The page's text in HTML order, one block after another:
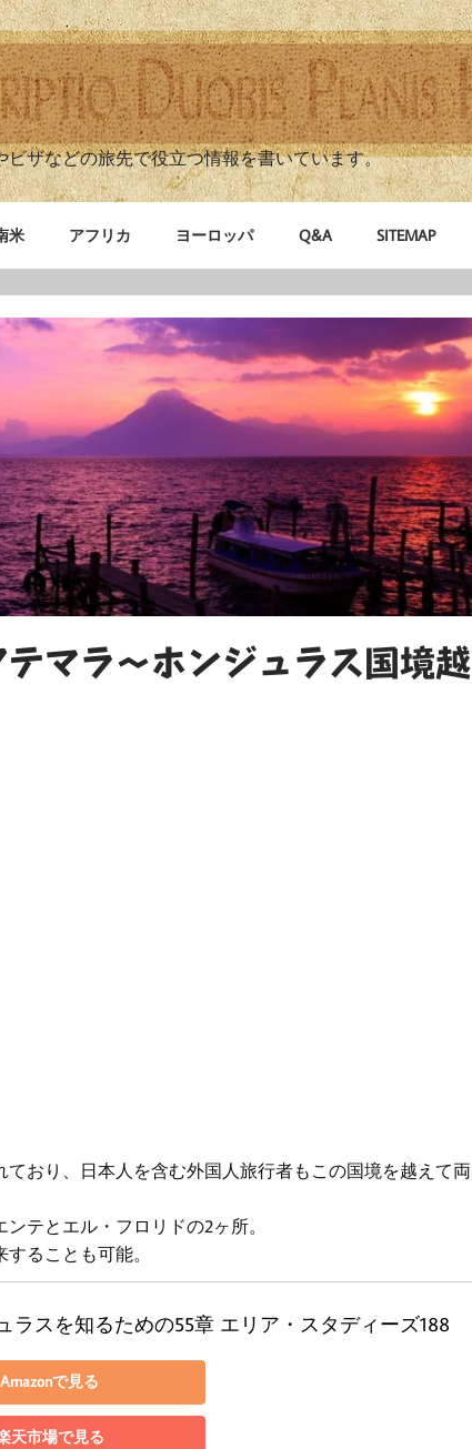
ザなどの旅先で役立つ情報を書いています。
米 アフリカ ヨーロッパ Q&A SITEMAP
テマラ〜ホンジュラス国境越
おり、日本人を含む外国人旅行者もこの国境を越えて両
テとエル・フロリドの2ヶ所。
ることも可能。
ラスを知るための55章 エリア・スタディーズ188
Amazonで見る
天市場で見る